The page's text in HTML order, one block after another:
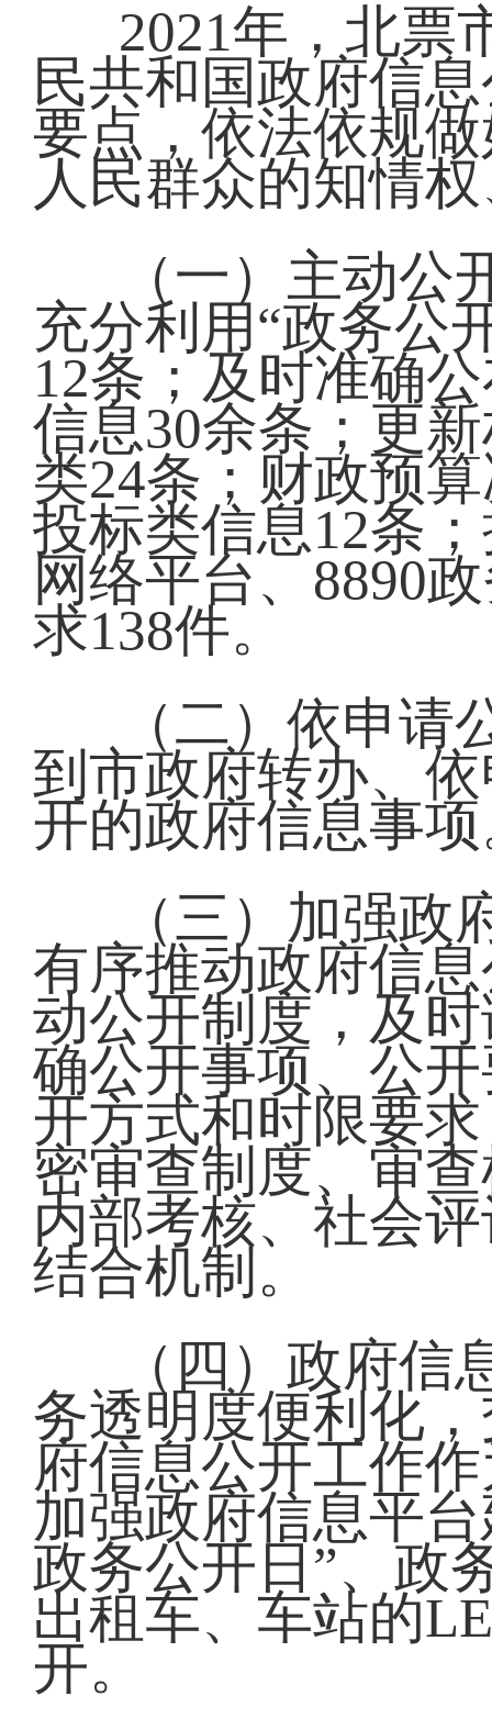
2021年，北票
民共和国政府信
要点，依法依规
人民群众的知情
（一）主动
充分利用“政务公
12条；及时准确
信息30余条；更
类24条；财政预
投标类信息12条
网络平台、8890
求138件。
（二）依申
到市政府转办、
开的政府信息事
（三）加强
有序推动政府信
动公开制度，及
确公开事项、公
开方式和时限要
密审查制度、审
内部考核、社会
结合机制。
（四）政府
务透明度便利化
府信息公开工作
加强政府信息平
政务公开日”、政
出租车、车站的
开。